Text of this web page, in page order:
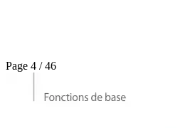
Page 4 / 46